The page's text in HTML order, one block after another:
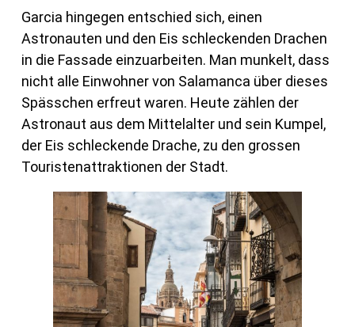
Garcia hingegen entschied sich, einen
Astronauten und den Eis schleckenden Drachen
in die Fassade einzuarbeiten. Man munkelt, dass
nicht alle Einwohner von Salamanca über dieses
Spässchen erfreut waren. Heute zählen der
Astronaut aus dem Mittelalter und sein Kumpel,
der Eis schleckende Drache, zu den grossen
Touristenattraktionen der Stadt.